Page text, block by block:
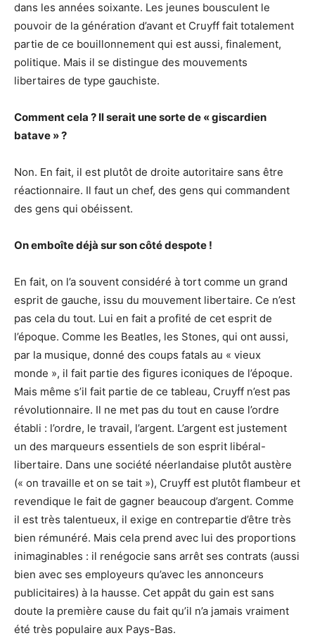
dans les années soixante. Les jeunes bousculent le
pouvoir de la génération d’avant et Cruyff fait totalement
partie de ce bouillonnement qui est aussi, finalement,
politique. Mais il se distingue des mouvements
libertaires de type gauchiste.
Comment cela ? Il serait une sorte de « giscardien
batave » ?
Non. En fait, il est plutôt de droite autoritaire sans être
réactionnaire. Il faut un chef, des gens qui commandent
des gens qui obéissent.
On emboîte déjà sur son côté despote !
En fait, on l’a souvent considéré à tort comme un grand
esprit de gauche, issu du mouvement libertaire. Ce n’est
pas cela du tout. Lui en fait a profité de cet esprit de
l’époque. Comme les Beatles, les Stones, qui ont aussi,
par la musique, donné des coups fatals au « vieux
monde », il fait partie des figures iconiques de l’époque.
Mais même s’il fait partie de ce tableau, Cruyff n’est pas
révolutionnaire. Il ne met pas du tout en cause l’ordre
établi : l’ordre, le travail, l’argent. L’argent est justement
un des marqueurs essentiels de son esprit libéral-
libertaire. Dans une société néerlandaise plutôt austère
(« on travaille et on se tait »), Cruyff est plutôt flambeur et
revendique le fait de gagner beaucoup d’argent. Comme
il est très talentueux, il exige en contrepartie d’être très
bien rémunéré. Mais cela prend avec lui des proportions
inimaginables : il renégocie sans arrêt ses contrats (aussi
bien avec ses employeurs qu’avec les annonceurs
publicitaires) à la hausse. Cet appât du gain est sans
doute la première cause du fait qu’il n’a jamais vraiment
été très populaire aux Pays-Bas.